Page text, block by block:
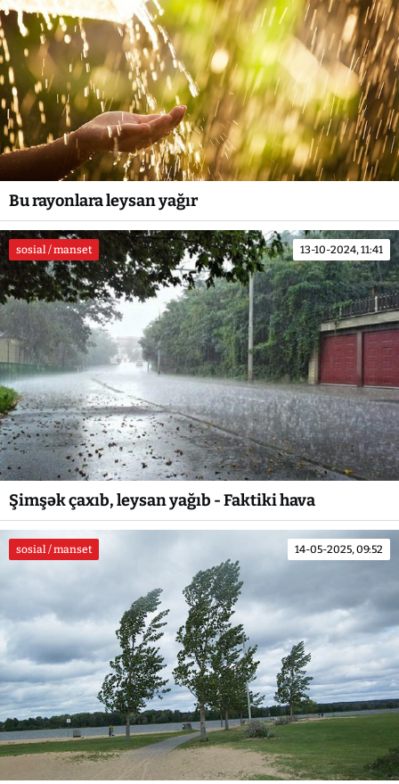
Bu rayonlara leysan yağır
sosial / manset 13-10-2024, 11:41
Şimşək çaxıb, leysan yağıb - Faktiki hava
sosial / manset 14-05-2025, 09:52